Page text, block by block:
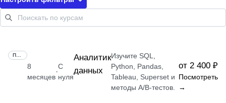
8
месяцев
·
С
нуля
Аналитик
данных
Изучите SQL,
Python, Pandas,
Tableau, Superset и
методы A/B-тестов.
от 2 400 ₽
Посмотреть
→